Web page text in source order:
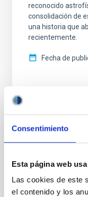
Consentimiento
Esta página web
Las cookies de este
el contenido y los
reconocido
consolidación de
una historia que
recientemente.
Fecha de
TIPO DE NOTICIA
NOTA DE PRENSA
ÁMBITO
DIVULGACIÓN
SO DIVULGACIÓN